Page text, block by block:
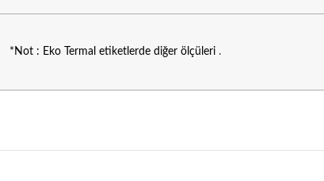
*Not : Eko Termal etiketlerde diğer ölçüleri .